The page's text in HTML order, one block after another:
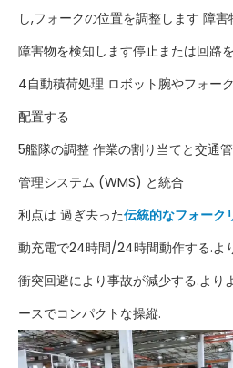
し,フォークの位置を調整します 障
障害物を検知します停止または回路
4自動積荷処理 ロボット腕やフォー
配置する
5艦隊の調整 作業の割り当てと交通
管理システム (WMS) と統合
利点は 過ぎ去った伝統的なフォーク
動充電で24時間/24時間動作する.よ
衝突回避により事故が減少する.より
ースでコンパクトな操縦.